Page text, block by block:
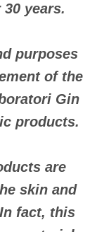
years.
purposes
of the
Gin
products.
are
skin and
fact, this